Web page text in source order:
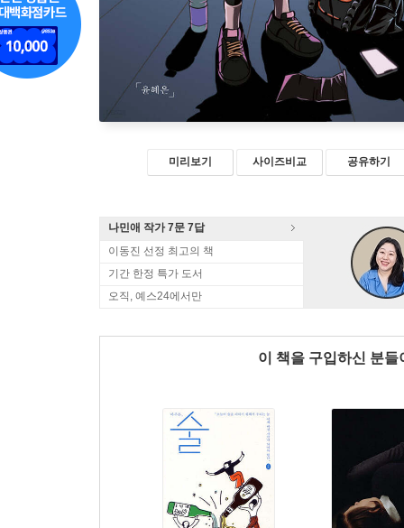
미리보기 사이즈비교 공유하기
나민애 작가 7문 7답
이동진 선정 최고의 책
기간 한정 특가 도서
오직, 예스24에서만
이 책을 구입하신 분